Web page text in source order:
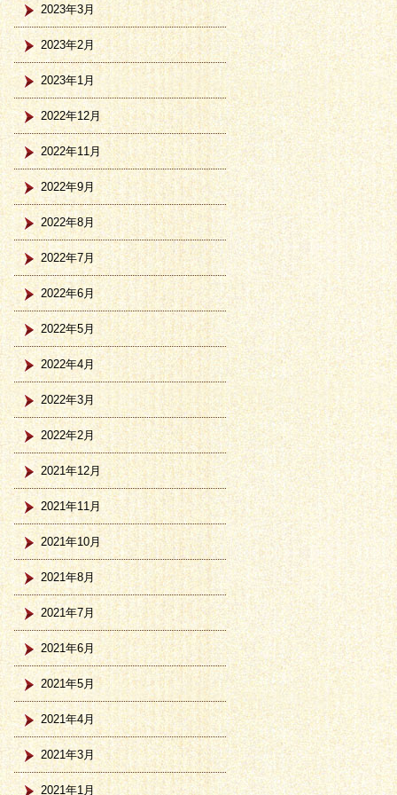
2023年3月
2023年2月
2023年1月
2022年12月
2022年11月
2022年9月
2022年8月
2022年7月
2022年6月
2022年5月
2022年4月
2022年3月
2022年2月
2021年12月
2021年11月
2021年10月
2021年8月
2021年7月
2021年6月
2021年5月
2021年4月
2021年3月
2021年1月